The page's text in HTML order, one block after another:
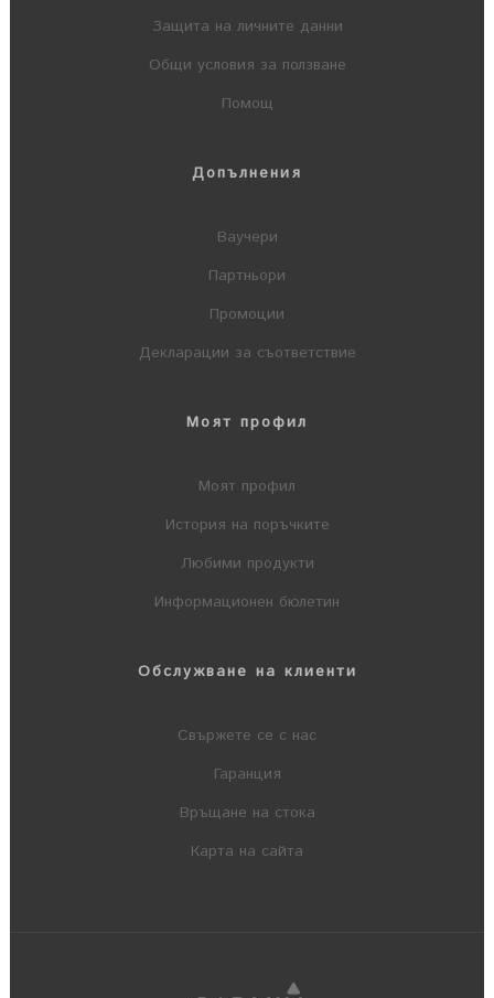
Защита на личните данни
Общи условия за ползване
Помощ
Допълнения
Ваучери
Партньори
Промоции
Декларации за съответствие
Моят профил
Моят профил
История на поръчките
Любими продукти
Информационен бюлетин
Обслужване на клиенти
Свържете се с нас
Гаранция
Връщане на стока
Карта на сайта